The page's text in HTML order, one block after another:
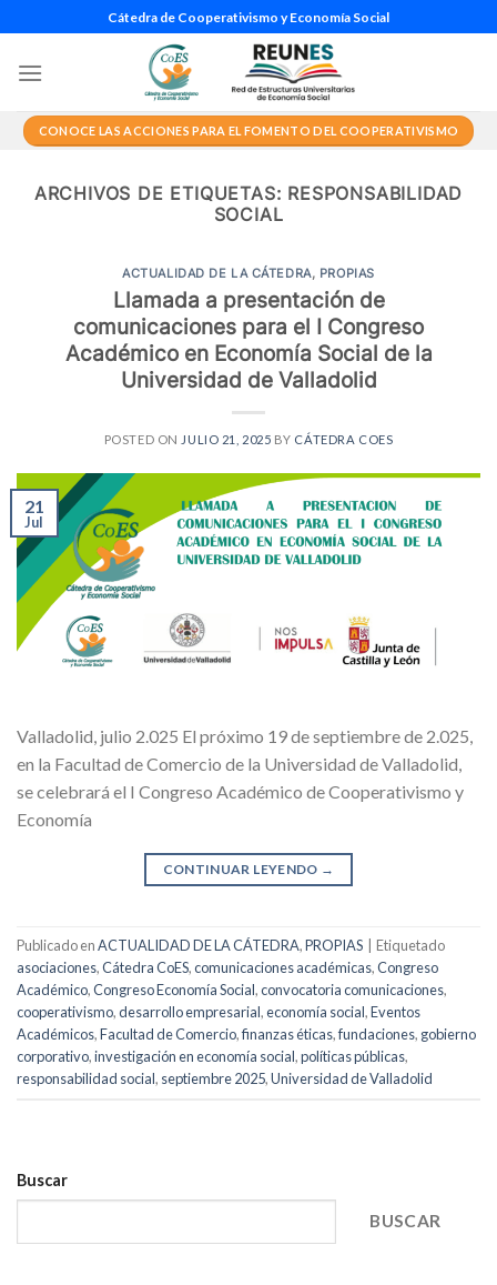
al
contenido
Cátedra de Cooperativismo y Economía Social
CONOCE LAS ACCIONES PARA EL FOMENTO DEL COOPERATIVISMO
ARCHIVOS DE ETIQUETAS: RESPONSABILIDAD
SOCIAL
ACTUALIDAD DE LA CÁTEDRA, PROPIAS
Llamada a presentación de
comunicaciones para el I Congreso
Académico en Economía Social de la
Universidad de Valladolid
POSTED ON JULIO 21, 2025 BY CÁTEDRA COES
21
Jul
Valladolid, julio 2.025 El próximo 19 de septiembre de 2.025,
en la Facultad de Comercio de la Universidad de Valladolid,
se celebrará el I Congreso Académico de Cooperativismo y
Economía
CONTINUAR LEYENDO →
Publicado enACTUALIDAD DE LA CÁTEDRA,PROPIAS
Etiquetado
asociaciones,Cátedra CoES,comunicaciones académicas,Congreso
Académico,Congreso Economía Social,convocatoria comunicaciones,
cooperativismo,desarrollo empresarial,economía social,Eventos
Académicos,Facultad de Comercio,finanzas éticas,fundaciones, gobierno
corporativo,investigación en economía social,políticas públicas,
responsabilidad social, septiembre 2025,Universidad de Valladolid
Buscar
BUSCAR